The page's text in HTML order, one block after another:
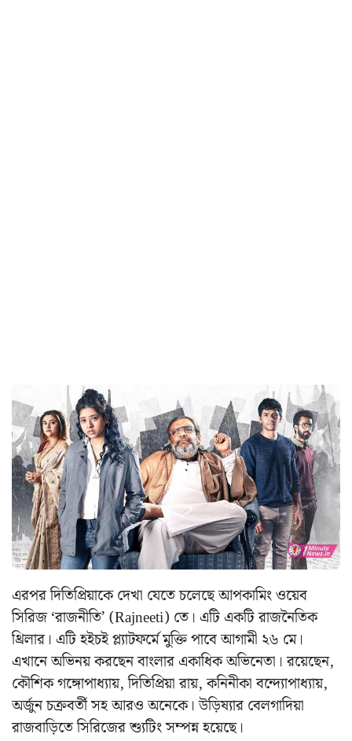
এরপর দিতিপ্রিয়াকে দেখা যেতে চলেছে আপকামিং ওয়েব
সিরিজ ‘রাজনীতি’ (Rajneeti) তে। এটি একটি রাজনৈতিক
থ্রিলার। এটি হইচই প্ল্যাটফর্মে মুক্তি পাবে আগামী ২৬ মে।
এখানে অভিনয় করছেন বাংলার একাধিক অভিনেতা। রয়েছেন,
কৌশিক গঙ্গোপাধ্যায়, দিতিপ্রিয়া রায়, কনিনীকা বন্দ্যোপাধ্যায়,
অর্জুন চক্রবর্তী সহ আরও অনেকে। উড়িষ্যার বেলগাদিয়া
রাজবাড়িতে সিরিজের শ্যুটিং সম্পন্ন হয়েছে।